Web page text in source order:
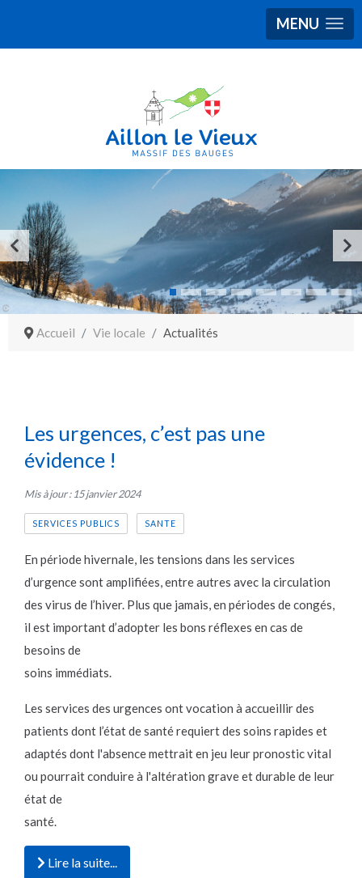
MENU
Accueil Vie locale Actualités
Les urgences, c’est pas une
évidence !
Mis à jour : 15 janvier 2024
SERVICES PUBLICS SANTE
En période hivernale, les tensions dans les services
d’urgence sont amplifiées, entre autres avec la circulation
des virus de l’hiver. Plus que jamais, en périodes de congés,
il est important d’adopter les bons réflexes en cas de
besoins de
soins immédiats.
Les services des urgences ont vocation à accueillir des
patients dont l’état de santé requiert des soins rapides et
adaptés dont l'absence mettrait en jeu leur pronostic vital
ou pourrait conduire à l'altération grave et durable de leur
état de
santé.
Lire la suite...